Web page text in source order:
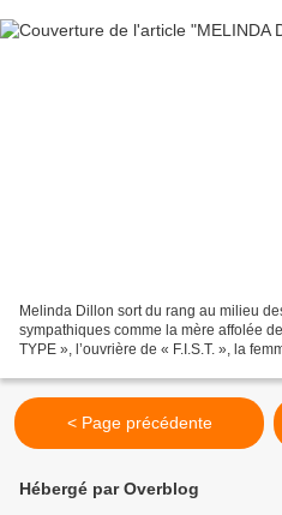
Melinda Dillon sort du rang au milieu
sympathiques comme la mère affolée
TYPE », l’ouvrière de « F.I.S.T. », la
< Page précédente
Hébergé par Overblog